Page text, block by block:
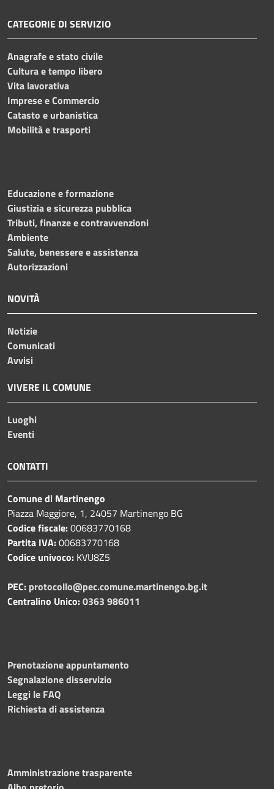
CATEGORIE DI SERVIZIO
Anagrafe e stato civile
Cultura e tempo libero
Vita lavorativa
Imprese e Commercio
Catasto e urbanistica
Mobilità e trasporti
Educazione e formazione
Giustizia e sicurezza pubblica
Tributi, finanze e contravvenzioni
Ambiente
Salute, benessere e assistenza
Autorizzazioni
NOVITÀ
Notizie
Comunicati
Avvisi
VIVERE IL COMUNE
Luoghi
Eventi
CONTATTI
Comune di Martinengo
Piazza Maggiore, 1, 24057 Martinengo BG
Codice fiscale:00683770168
Partita IVA:00683770168
Codice univoco: KVU8Z5
PEC: protocollo@pec.comune.martinengo.bg.it
Centralino Unico:0363 986011
Prenotazione appuntamento
Segnalazione disservizio
Leggi le FAQ
Richiesta di assistenza
Amministrazione trasparente